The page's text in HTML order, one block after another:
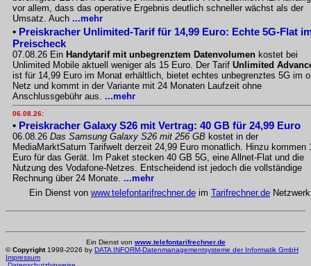
vor allem, dass das operative Ergebnis deutlich schneller wächst als der
Umsatz. Auch ...mehr
• Preiskracher Unlimited-Tarif für 14,99 Euro: Echte 5G-Flat
Preischeck
07.08.26 Ein Handytarif mit unbegrenztem Datenvolumen kostet bei
Unlimited Mobile aktuell weniger als 15 Euro. Der Tarif Unlimited
ist für 14,99 Euro im Monat erhältlich, bietet echtes unbegrenztes 5G im
Netz und kommt in der Variante mit 24 Monaten Laufzeit ohne
Anschlussgebühr aus. ...mehr
06.08.26:
• Preiskracher Galaxy S26 mit Vertrag: 40 GB für 24,99 Euro
06.08.26 Das Samsung Galaxy S26 mit 256 GB kostet in der
MediaMarktSaturn Tarifwelt derzeit 24,99 Euro monatlich. Hinzu kommen
Euro für das Gerät. Im Paket stecken 40 GB 5G, eine Allnet-Flat und die
Nutzung des Vodafone-Netzes. Entscheidend ist jedoch die vollständige
Rechnung über 24 Monate. ...mehr
Ein Dienst von www.telefontarifrechner.de im Tarifrechner.de Netzwerk
Ein Dienst von www.telefontarifrechner.de
©Copyright1998-2026 by DATA INFORM-Datenmanagementsysteme der Informatik GmbH
Impressum